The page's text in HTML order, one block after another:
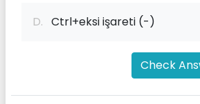
D. Ctrl+eksi işareti (-)
Check